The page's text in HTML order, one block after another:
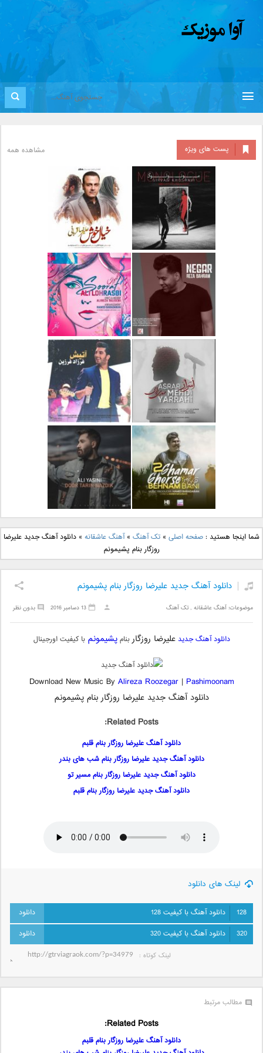
پست های ویژه مشاهده همه
دانلود آلبوم جدید سیروان
خسروی بنام مونولوگ
دانلود آهنگ جدید علیرضا
قربانی بنام خیال خوش
دانلود آهنگ جدید رضا
بهرام بنام نگار
دانلود آهنگ جدید علی
لهراسبی بنام صورت
دانلود آهنگ جدید مهدی
یراحی بنام اسرار
دانلود آهنگ جدید فرزاد
فرزین بنام آتیش
دانلود آهنگ جدید بهنام
بانی بنام قرص قمر 2
دانلود آهنگ جدید علی
یاسینی بنام دورترین نزدیک
شما اینجا هستید :صفحه اصلی »تک آهنگ »آهنگ عاشقانه »دانلود آهنگ جدید علیرضا
روزگار بنام پشیمونم
دانلود آهنگ جدید علیرضا روزگار بنام پشیمونم
موضوعات:آهنگ عاشقانه ,تک آهنگ بدون نظر 13 دسامبر 2016
دانلود آهنگ جدید علیرضا روزگاربنامپشیمونم با کیفیت اورجینال
Download New Music By Alireza Roozegar| Pashimoonam
دانلود آهنگ جدید علیرضا روزگار بنام پشیمونم
Related Posts:
دانلود آهنگ علیرضا روزگار بنام قلبم
دانلود آهنگ جدید علیرضا روزگار بنام شب های بندر
دانلود آهنگ جدید علیرضا روزگار بنام مسیر تو
دانلود آهنگ جدید علیرضا روزگار بنام قلبم
لینک های دانلود
128
دانلود آهنگ با کیفیت 128
320
دانلود آهنگ با کیفیت 320
لینک کوتاه‌ :
مطالب مرتبط
Related Posts:
دانلود آهنگ علیرضا روزگار بنام قلبم